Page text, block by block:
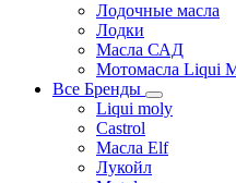
Лодочные масла
Лодки
Масла САД
Мотомасла Liqui
Все Бренды
Liqui moly
Castrol
Масла Elf
Лукойл